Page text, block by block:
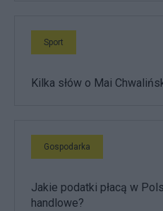
Sport
Kilka słów o Mai
Gospodarka
Jakie podatki płacą w
handlowe?